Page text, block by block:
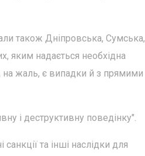
також Дніпровська, Сумська,
яким надається необхідна
на жаль, є випадки й з прямими
і деструктивну поведінку".
та інші наслідки для